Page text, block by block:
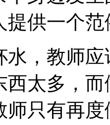
提供一个
水，教师
西太多，
师只有再